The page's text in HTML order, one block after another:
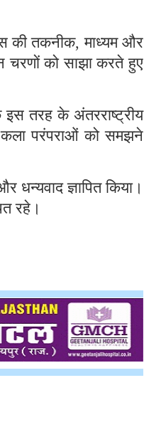
की तकनीक, माध्यम और
चरणों को साझा करते हुए
इस तरह के अंतरराष्ट्रीय
कला परंपराओं को समझने
ज्ञापित किया।
रहे।